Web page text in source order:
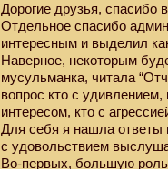
Дорогие друзья, спасибо
Отдельное спасибо
интересным и выделил
Наверное, некоторым
мусульманка, читала
вопрос кто с
интересом, кто с
Для себя я нашла ответы
с удовольствием
Во-первых, большую роль